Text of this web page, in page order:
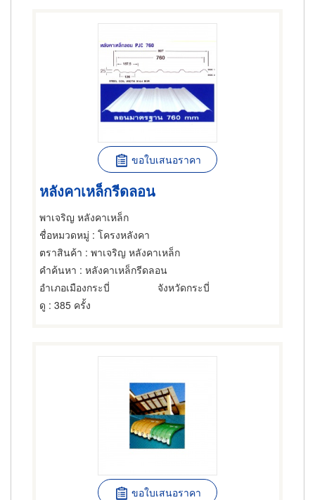
ขอใบเสนอราคา
หลังคาเหล็กรีดลอน
พาเจริญ หลังคาเหล็ก
ชื่อหมวดหมู่ : โครงหลังคา
ตราสินค้า : พาเจริญ หลังคาเหล็ก
คำค้นหา : หลังคาเหล็กรีดลอน
อำเภอเมืองกระบี่
จังหวัดกระบี่
ดู : 385 ครั้ง
ขอใบเสนอราคา